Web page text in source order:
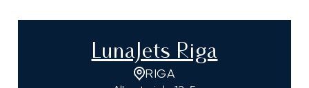
LunaJets Riga
RIGA